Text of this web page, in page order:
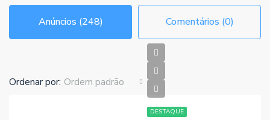
Anúncios (248) Comentários (0)
Ordenar por: Ordem padrão
DESTAQUE